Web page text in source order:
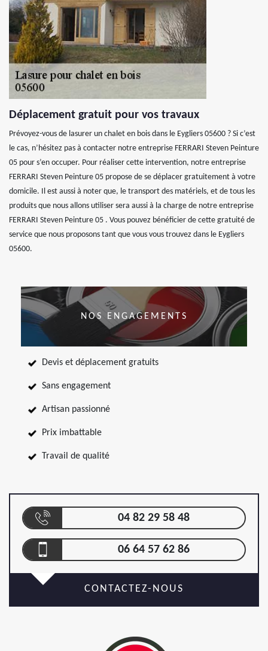
Déplacement gratuit pour vos travaux
Prévoyez-vous de lasurer un chalet en bois dans le Eygliers 05600 ? Si c’est
le cas, n’hésitez pas à contacter notre entreprise FERRARI Steven Peinture
05 pour s’en occuper. Pour réaliser cette intervention, notre entreprise
FERRARI Steven Peinture 05 propose de se déplacer gratuitement à votre
domicile. Il est aussi à noter que, le transport des matériels, et de tous les
produits que nous allons utiliser sera aussi à la charge de notre entreprise
FERRARI Steven Peinture 05 . Vous pouvez bénéficier de cette gratuité de
service que nous proposons tant que vous vous trouvez dans le Eygliers
05600.
NOS ENGAGEMENTS
Devis et déplacement gratuits
Sans engagement
Artisan passionné
Prix imbattable
Travail de qualité
04 82 29 58 48
06 64 57 62 86
CONTACTEZ-NOUS